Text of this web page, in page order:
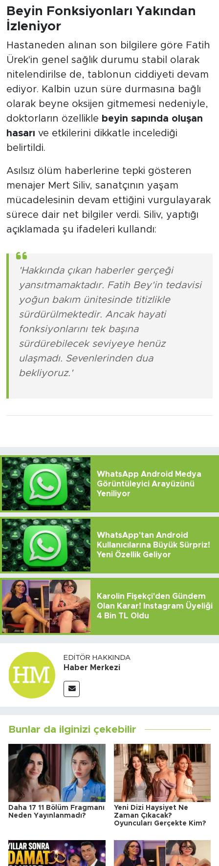
Beyin Fonksiyonları Yakından
İzleniyor
Hastaneden alınan son bilgilere göre Fatih
Ürek'in genel sağlık durumu stabil olarak
nitelendirilse de, tablonun ciddiyeti devam
ediyor. Kalbin uzun süre durmasına bağlı
olarak beyne oksijen gitmemesi nedeniyle,
doktorların özellikle beyin sapında oluşan
hasarı ve etkilerini dikkatle incelediği
belirtildi.
Asılsız ölüm haberlerine tepki gösteren
menajer Mert Siliv, sanatçının yaşam
mücadelesinin devam ettiğini vurgulayarak
sürece dair net bilgiler verdi. Siliv, yaptığı
açıklamada şu ifadeleri kullandı:
'Hakkında çıkan haberler gerçeği
yansıtmamaktadır. Fatih Bey'in tedavisi
yoğun bakım ünitesinde titizlikle
sürdürülmektedir. Ancak hayati
fonksiyonlarını tek başına
sürdürebilecek seviyeye henüz
ulaşmadı. Sevenlerinden dua
bekliyoruz.'
WhatsApp Android Medya
Görüntüleyici Arayüzünü
Yeniliyor
WhatsApp'tan Android
Kullanıcılarına Büyük Sürpriz!
Yeni Özellik Geliyor
Karolin Fişekçi'den Gündem
Olan Karar! Instagram Üyeliği
4 Bin TL Oldu
EDITÖR HAKKINDA
Haber Merkezi
Bunlar da ilginizi çekebilir
Daha 17 11 Bölüm Fragmanı
Neden Yayınlanmadı?
Yeni Dizi Haysiyet Ne
Zaman Çıkacak?
Oyuncuları Gerçekte Kim?